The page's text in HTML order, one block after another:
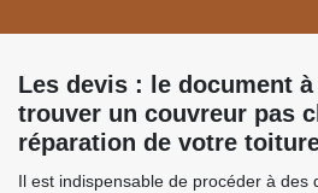
Les devis : le document
trouver un couvreur pas
réparation de votre
Il est indispensable de procéder à des